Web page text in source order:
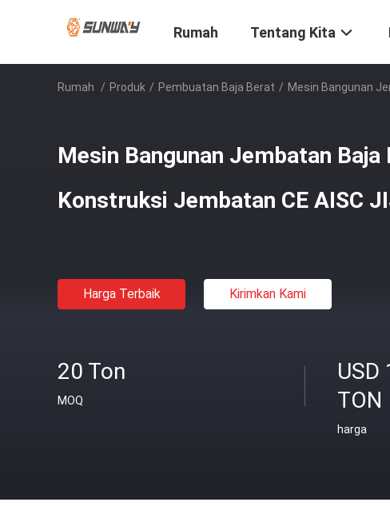
Rumah Tentang Kita
Rumah / Produk / Pembuatan Baja Berat / Mesin Bangunan
Mesin Bangunan Jembatan Baja
Konstruksi Jembatan CE AISC
Harga Terbaik Kirimkan Kami
20 Ton
MOQ
TON
harga